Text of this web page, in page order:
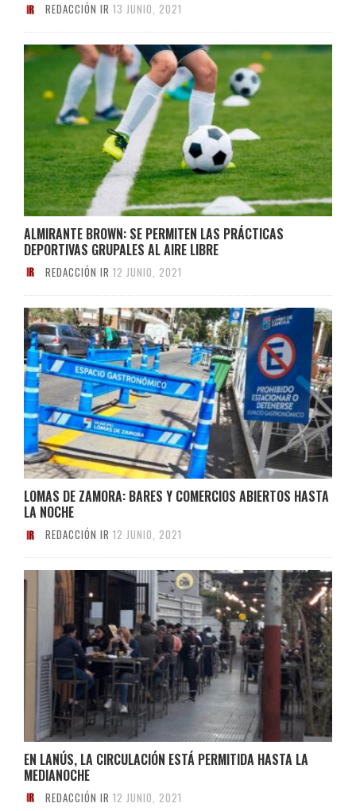
REDACCIÓN IR 13 JUNIO, 2021
ALMIRANTE BROWN: SE PERMITEN LAS PRÁCTICAS
DEPORTIVAS GRUPALES AL AIRE LIBRE
REDACCIÓN IR 12 JUNIO, 2021
LOMAS DE ZAMORA: BARES Y COMERCIOS ABIERTOS HASTA
LA NOCHE
REDACCIÓN IR 12 JUNIO, 2021
EN LANÚS, LA CIRCULACIÓN ESTÁ PERMITIDA HASTA LA
MEDIANOCHE
REDACCIÓN IR 12 JUNIO, 2021